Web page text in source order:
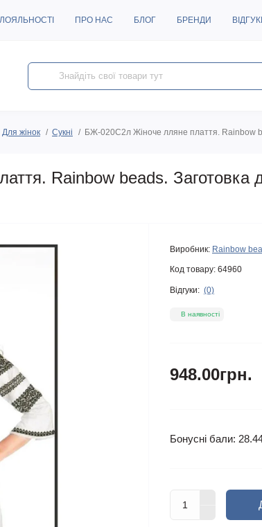
ПРО НАС БЛОГ БРЕНДИ
Для жінок Сукні БЖ-020С2л Жіноче лляне плаття. Rainbow
Rainbow beads. Заготовка
Виробник: Rainbow
Код товару: 64960
Відгуки: (0)
В наявності
948.00грн.
Бонусні бали: